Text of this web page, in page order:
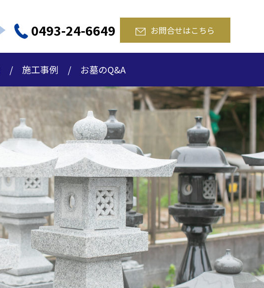
0493-24-6649 お問合せはこちら
施工事例 お墓のQ&A